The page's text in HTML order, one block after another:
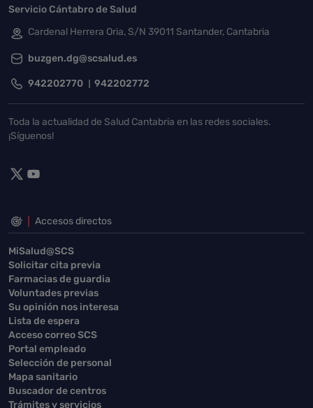
Servicio Cántabro de Salud
Cardenal Herrera Oria, S/N 39011 Santander, Cantabria
buzgen.dg@scsalud.es
942202770 942202772
Toda la actualidad de Salud Cantabria en las redes sociales.
¡Síguenos!
Accesos directos
MiSalud@SCS
Solicitar cita previa
Farmacias de guardia
Voluntades previas
Su opinión nos interesa
Lista de espera
Acceso correo SCS
Portal empleado
Selección de personal
Mapa sanitario
Buscador de centros
Trámites y servicios